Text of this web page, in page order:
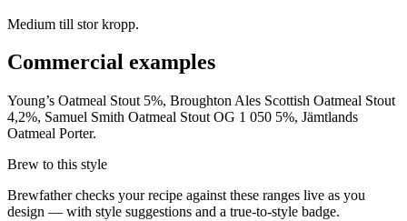
Medium till stor kropp.
Commercial examples
Young’s Oatmeal Stout 5%, Broughton Ales Scottish Oatmeal Stout
4,2%, Samuel Smith Oatmeal Stout OG 1 050 5%, Jämtlands
Oatmeal Porter.
Brew to this style
Brewfather checks your recipe against these ranges live as you
design — with style suggestions and a true-to-style badge.